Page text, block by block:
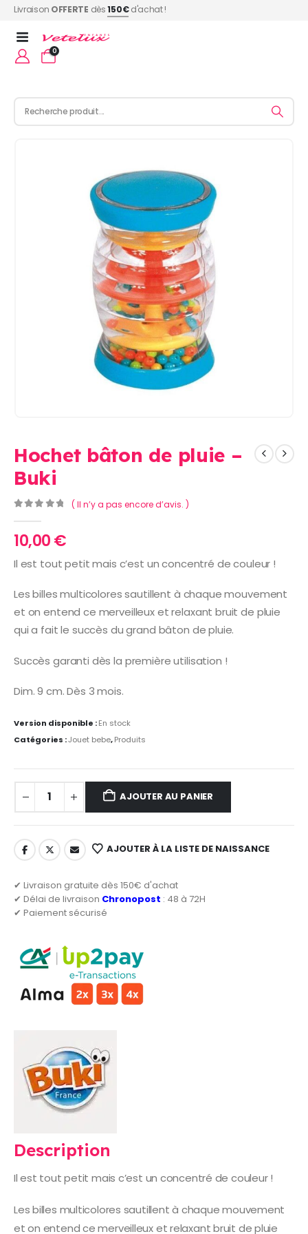
Livraison OFFERTE dès150€d'achat !
0
Hochet bâton de pluie –
Buki
( Il n’y a pas encore d’avis. )
10,00€
Il est tout petit mais c’est un concentré de couleur !
Les billes multicolores sautillent à chaque mouvement
et on entend ce merveilleux et relaxant bruit de pluie
qui a fait le succès du grand bâton de pluie.
Succès garanti dès la première utilisation !
Dim. 9 cm. Dès 3 mois.
Version disponible :En stock
Catégories :Jouet bebe,Produits
AJOUTER AU PANIER
AJOUTER À LA LISTE DE NAISSANCE
✔ Livraison gratuite dès 150€ d'achat
✔ Délai de livraison Chronopost : 48 à 72H
✔ Paiement sécurisé
Description
Il est tout petit mais c’est un concentré de couleur !
Les billes multicolores sautillent à chaque mouvement
et on entend ce merveilleux et relaxant bruit de pluie